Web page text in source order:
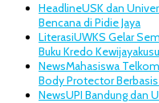
HeadlineUSK dan
Bencana di Pidie Jaya
LiterasiUWKS Gelar
Buku Kredo
NewsMahasiswa
Body Protector Berbasis
NewsUPI Bandung dan